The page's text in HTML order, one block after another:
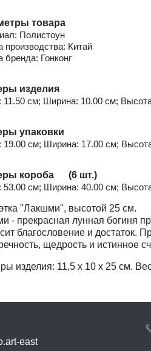
товара
Полистоун
производства: Китай
бренда: Гонконг
изделия
11.50 см; Ширина: 10.00 см;
упаковки
19.00 см; Ширина: 17.00 см;
короба (6 шт.)
53.00 см; Ширина: 40.00 см;
''Лакшми", высотой 25 см.
- прекрасная лунная богиня
благословение и достаток.
щедрость и истинное
изделия: 11,5 x 10 x 25 см.
east